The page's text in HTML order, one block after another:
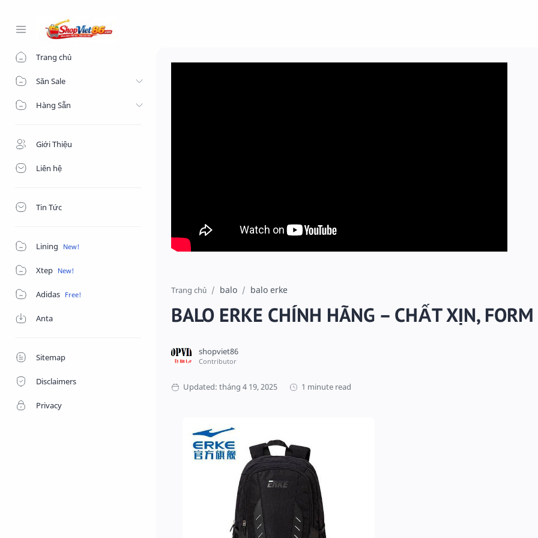
Trang chủ
Săn Sale
Hàng Sẵn
Giới Thiệu
Liên hệ
Tin Tức
Lining
Xtep
Adidas
Anta
Sitemap
Disclaimers
Privacy
Trang chủ balo balo erke
BALO ERKE CHÍNH HÃNG – CHẤT XỊN,
1 minute read